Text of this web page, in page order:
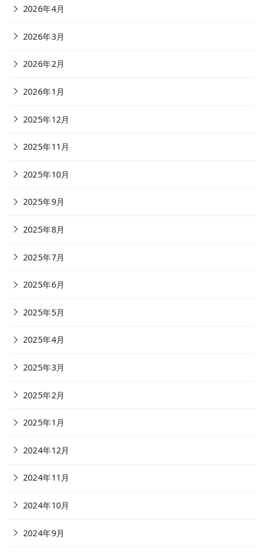
2026年4月
2026年3月
2026年2月
2026年1月
2025年12月
2025年11月
2025年10月
2025年9月
2025年8月
2025年7月
2025年6月
2025年5月
2025年4月
2025年3月
2025年2月
2025年1月
2024年12月
2024年11月
2024年10月
2024年9月